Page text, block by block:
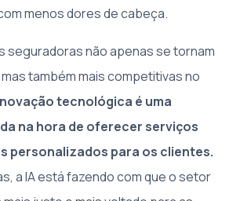
menos dores de cabeça.
seguradoras não apenas se tornam
também mais competitivas no
tecnológica é uma
na hora de oferecer serviços
personalizados para os clientes.
a IA está fazendo com que o setor